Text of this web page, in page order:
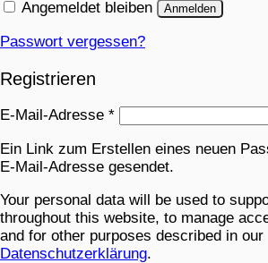
Angemeldet bleiben Anmelden
Passwort vergessen?
Registrieren
E-Mail-Adresse *
Ein Link zum Erstellen eines neuen
E-Mail-Adresse gesendet.
Your personal data will be used to
throughout this website, to manage
and for other purposes described in our
Datenschutzerklärung.